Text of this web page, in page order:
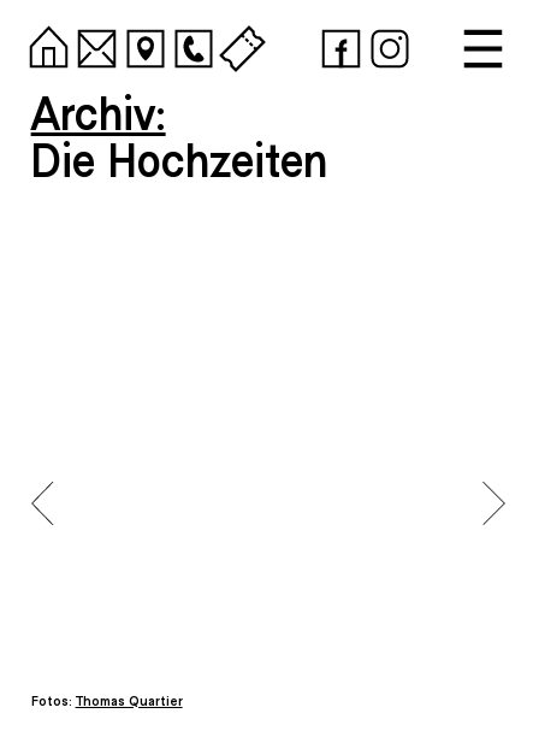
Archiv:
Die Hochzeiten
Fotos: Thomas Quartier